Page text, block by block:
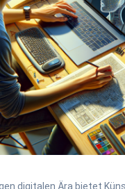
digitalen Ära bietet